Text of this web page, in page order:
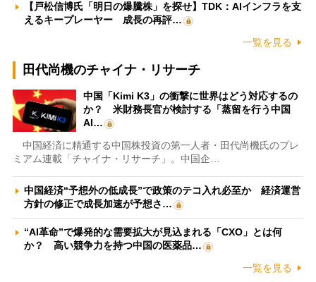
【戸松信博氏「明日の爆騰株」を探せ】TDK：AIインフラを支
えるキープレーヤー 成長の再評…
一覧を見る
田代尚機のチャイナ・リサーチ
中国「Kimi K3」の衝撃に世界はどう対応するの
か？ 米財務長官が検討する「蒸留を行う中国
AI…
中国経済に精通する中国株投資の第一人者・田代尚機氏のプレ
ミアム連載「チャイナ・リサーチ」。中国企…
中国経済“予想外の低成長”で政策のテコ入れ必至か 経済運営
方針の修正で成長加速が予想さ…
“AI革命”で爆発的な需要拡大が見込まれる「CXO」とは何
か？ 高い競争力を持つ中国の医薬品…
一覧を見る